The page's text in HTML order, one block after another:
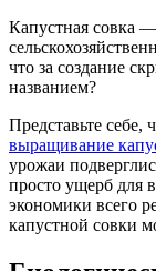
Капустная совка
что за создание
названием?
Представьте себе,
выращивание
урожаи
просто ущерб для
экономики всего
капустной совки